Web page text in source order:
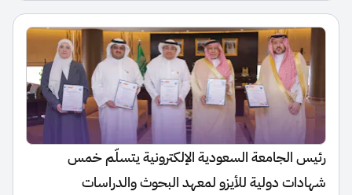
رئيس الجامعة السعودية الإلكترونية يتسلّم خمس
شهادات دولية للأيزو لمعهد البحوث والدراسات